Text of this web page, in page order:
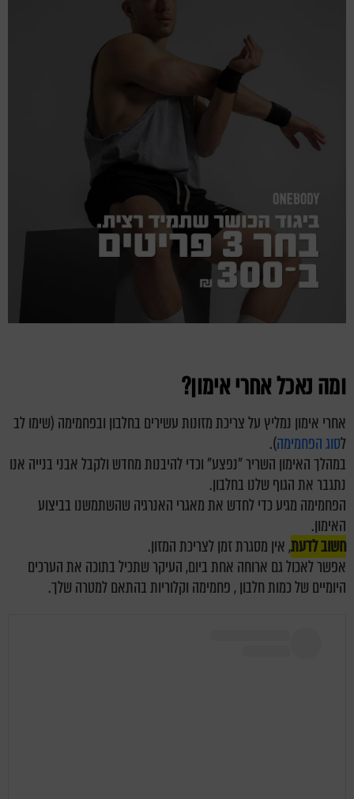
ומה נאכל אחרי אימון?
אחרי אימון נמליץ על צריכת מזונות עשירים בחלבון ובפחמימה (שימו לב
לסוג הפחמימה).
במהלך האימון השריר "נפצע" וכדי להיבנות מחדש ולקבל אבני בנייה אנו
נתגבר את הגוף שלנו בחלבון.
הפחמימה מגיע כדי לחדש את מאגרי האנרגיה שהשתמשנו בביצוע
האימון.
חשוב לדעת, אין מסגרת זמן לצריכת המזון.
אפשר לאכול גם ארוחה אחת ביום, העיקר שתכיל בתוכה את הערכים
היומיים של כמות חלבון , פחמימה וקלוריות בהתאם למטרה שלך.